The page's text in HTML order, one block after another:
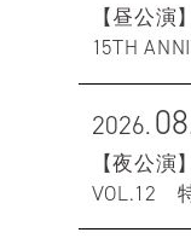
【昼公
15TH
2026.
【夜公
VOL.12